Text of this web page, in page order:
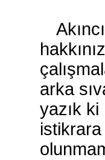
arka
yazık ki
istikrara